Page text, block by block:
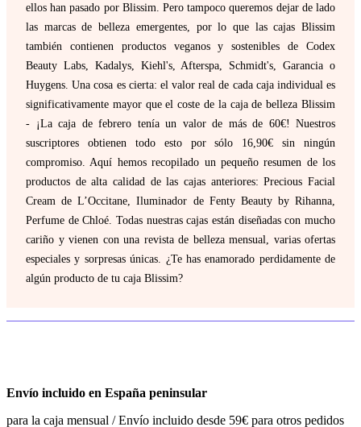
ellos han pasado por Blissim. Pero tampoco queremos dejar de lado
las marcas de belleza emergentes, por lo que las cajas Blissim
también contienen productos veganos y sostenibles de Codex
Beauty Labs, Kadalys, Kiehl's, Afterspa, Schmidt's, Garancia o
Huygens. Una cosa es cierta: el valor real de cada caja individual es
significativamente mayor que el coste de la caja de belleza Blissim
- ¡La caja de febrero tenía un valor de más de 60€! Nuestros
suscriptores obtienen todo esto por sólo 16,90€ sin ningún
compromiso. Aquí hemos recopilado un pequeño resumen de los
productos de alta calidad de las cajas anteriores: Precious Facial
Cream de L’Occitane, Iluminador de Fenty Beauty by Rihanna,
Perfume de Chloé. Todas nuestras cajas están diseñadas con mucho
cariño y vienen con una revista de belleza mensual, varias ofertas
especiales y sorpresas únicas. ¿Te has enamorado perdidamente de
algún producto de tu caja Blissim?
Envío incluido en España peninsular
para la caja mensual / Envío incluido desde 59€ para otros pedidos